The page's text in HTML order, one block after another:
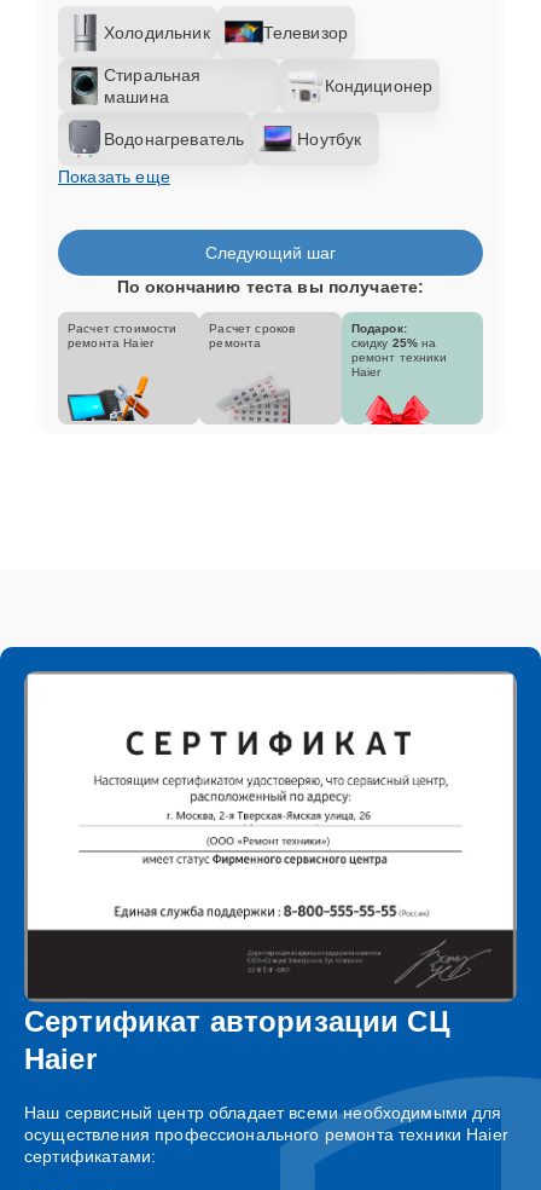
Холодильник Телевизор
Стиральная
машина
Кондиционер
Водонагреватель
Ноутбук
Показать еще
Следующий шаг
По окончанию теста вы получаете:
Расчет стоимости
ремонта Haier
Расчет сроков
ремонта
Подарок:
скидку 25% на
ремонт техники
Haier
Сертификат авторизации СЦ
Haier
Наш сервисный центр обладает всеми необходимыми для
осуществления профессионального ремонта техники Haier
сертификатами: